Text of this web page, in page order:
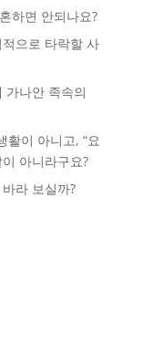
하면 안되나요?
으로 타락할 사
가나안 족속의
활이 아니고, “요
아니라구요?
라 보실까?